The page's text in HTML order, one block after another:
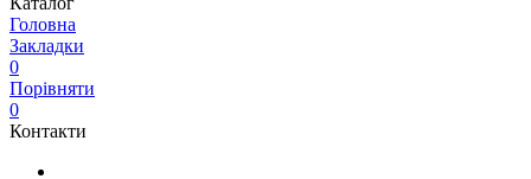
Головна
Закладки
0
Порівняти
0
Контакти